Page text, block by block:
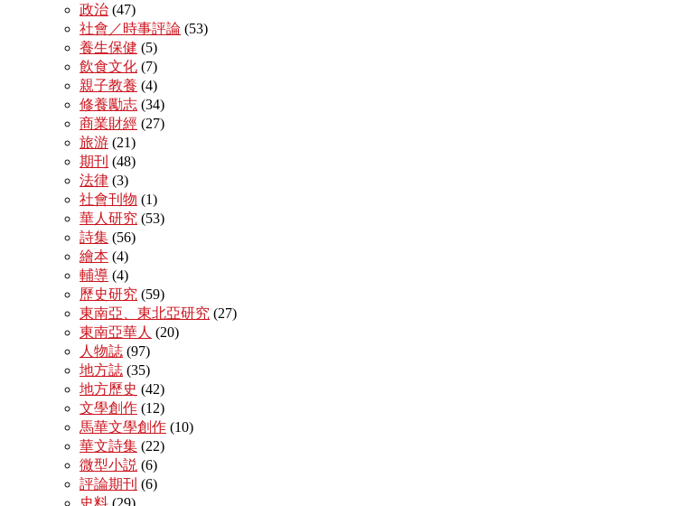
政治 (47)
社會／時事評論 (53)
養生保健 (5)
飲食文化 (7)
親子教養 (4)
修養勵志 (34)
商業財經 (27)
旅游 (21)
期刊 (48)
法律 (3)
社會刊物 (1)
華人研究 (53)
詩集 (56)
繪本 (4)
輔導 (4)
歷史研究 (59)
東南亞、東北亞研究 (27)
東南亞華人 (20)
人物誌 (97)
地方誌 (35)
地方歷史 (42)
文學創作 (12)
馬華文學創作 (10)
華文詩集 (22)
微型小説 (6)
評論期刊 (6)
史料 (29)